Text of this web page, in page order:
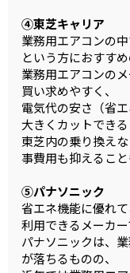
④東芝キャリア
業務用エアコンの
という方におすすめ
業務用エアコンの
買い求めやすく、
電気代の安さ（省
大きくカットできる
東芝内の乗り換え
事費用も抑えること
⑤パナソニック
省エネ機能に優れ
利用できるメーカー
パナソニックは、
が落ちるものの、